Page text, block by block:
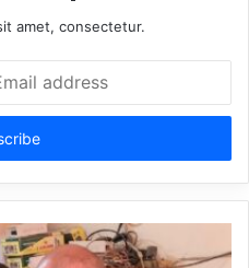
amet, consectetur.